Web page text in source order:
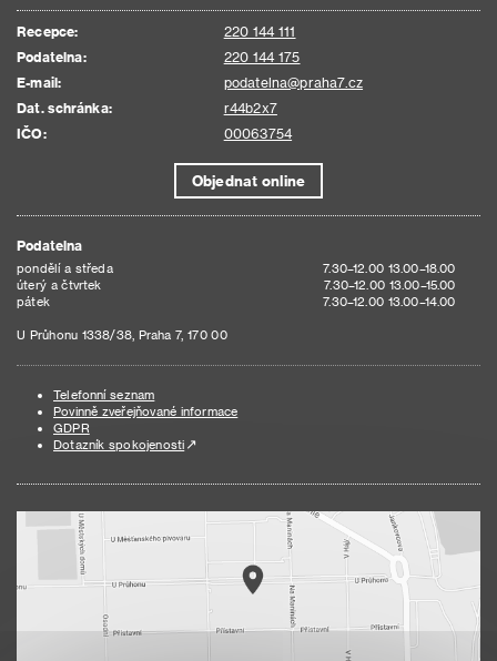
Recepce:
220 144 111
Podatelna:
220 144 175
E-mail:
podatelna@praha7.cz
Dat. schránka:
r44b2x7
IČO:
00063754
Objednat online
Podatelna
pondělí a středa
7.30–12.00 13.00–18.00
úterý a čtvrtek
7.30–12.00 13.00–15.00
pátek
7.30–12.00 13.00–14.00
U Průhonu 1338/38, Praha 7, 170 00
Telefonní seznam
Povinně zveřejňované informace
GDPR
Dotazník spokojenosti